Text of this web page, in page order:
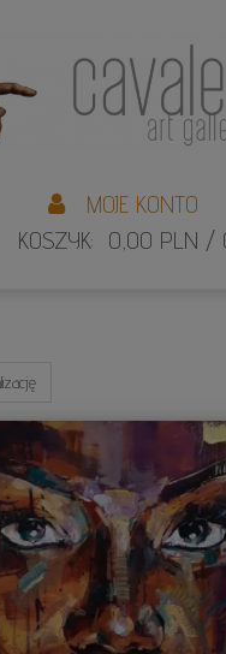
MOJE KONTO
KOSZYK: 0,00 PLN /